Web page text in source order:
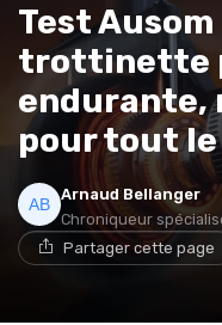
Test
trottinette
endurante,
pour tout le
Arnaud Bellanger
Chroniqueur
Partager cette page